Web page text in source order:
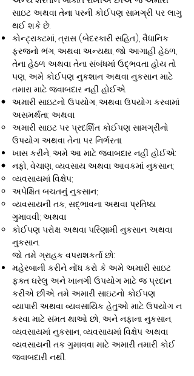
સાઇટ અથવા તેના પરની કોઈપણ સામગ્રી પર લાગુ
થઈ શકે છે.
કોન્ટ્રાક્ટમાં, ત્રાસ (બેદરકારી સહિત), વૈધાનિક
ફરજનો ભંગ, અથવા અન્યથા, જો આગાહી હેઠળ,
તેના હેઠળ અથવા તેના સંબંધમાં ઉદ્ભવતા હોય તો
પણ, અમે કોઈપણ નુકશાન અથવા નુકસાન માટે
તમારા માટે જવાબદાર નહીં હોઈએ.
અમારી સાઇટનો ઉપયોગ, અથવા ઉપયોગ કરવામાં
અસમર્થતા; અથવા
અમારી સાઇટ પર પ્રદર્શિત કોઈપણ સામગ્રીનો
ઉપયોગ અથવા તેના પર નિર્ભરતા.
ખાસ કરીને, અમે આ માટે જવાબદાર નહીં હોઈએ:
નફો, વેચાણ, વ્યવસાય અથવા આવકમાં નુકસાન;
વ્યવસાયમાં વિક્ષેપ;
અપેક્ષિત બચતનું નુકસાન;
વ્યવસાયની તક, સદ્ભાવના અથવા પ્રતિષ્ઠા
ગુમાવવી; અથવા
કોઈપણ પરોક્ષ અથવા પરિણામી નુકસાન અથવા
નુકસાન.
જો તમે ગ્રાહક વપરાશકર્તા છો:
મહેરબાની કરીને નોંધ કરો કે અમે અમારી સાઇટ
ફક્ત ઘરેલુ અને ખાનગી ઉપયોગ માટે જ પ્રદાન
કરીએ છીએ. તમે અમારી સાઇટનો કોઈપણ
વ્યાપારી અથવા વ્યવસાયિક હેતુઓ માટે ઉપયોગ ન
કરવા માટે સંમત થાઓ છો, અને નફાના નુકસાન,
વ્યવસાયમાં નુકસાન, વ્યવસાયમાં વિક્ષેપ અથવા
વ્યવસાયની તક ગુમાવવા માટે અમારી તમારી કોઈ
જવાબદારી નથી.